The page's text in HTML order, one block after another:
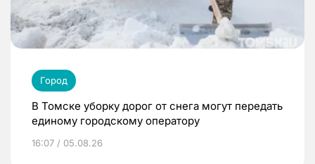
Город
В Томске уборку дорог от снега могут передать
единому городскому оператору
16:07 / 05.08.26